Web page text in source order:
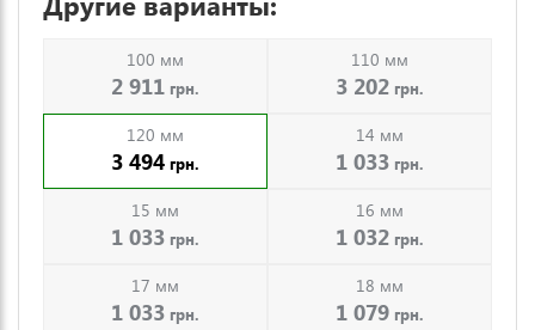
100 мм
2 911 грн.
110 мм
3 202 грн.
120 мм
3 494 грн.
14 мм
1 033 грн.
15 мм
1 033 грн.
16 мм
1 032 грн.
17 мм
1 033 грн.
18 мм
1 079 грн.